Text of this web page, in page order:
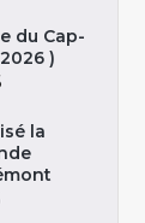
du Cap-
)
la